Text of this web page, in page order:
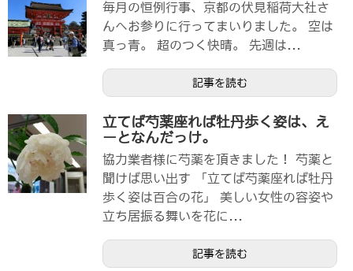
毎月の恒例行事、京都の伏見稲荷大社さ
んへお参りに行ってまいりました。 空は
真っ青。 超のつく快晴。 先週は...
記事を読む
立てば芍薬座れば牡丹歩く姿は、え
ーとなんだっけ。
協力業者様に芍薬を頂きました！ 芍薬と
聞けば思い出す 「立てば芍薬座れば牡丹
歩く姿は百合の花」 美しい女性の容姿や
立ち居振る舞いを花に...
記事を読む